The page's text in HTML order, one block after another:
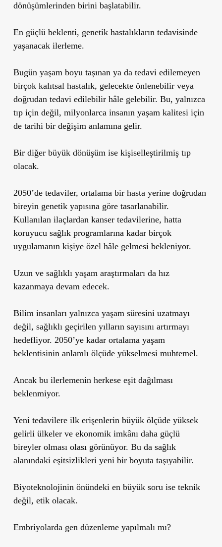
dönüşümlerinden birini başlatabilir.
En güçlü beklenti, genetik hastalıkların tedavisinde
yaşanacak ilerleme.
Bugün yaşam boyu taşınan ya da tedavi edilemeyen
birçok kalıtsal hastalık, gelecekte önlenebilir veya
doğrudan tedavi edilebilir hâle gelebilir. Bu, yalnızca
tıp için değil, milyonlarca insanın yaşam kalitesi için
de tarihi bir değişim anlamına gelir.
Bir diğer büyük dönüşüm ise kişiselleştirilmiş tıp
olacak.
2050’de tedaviler, ortalama bir hasta yerine doğrudan
bireyin genetik yapısına göre tasarlanabilir.
Kullanılan ilaçlardan kanser tedavilerine, hatta
koruyucu sağlık programlarına kadar birçok
uygulamanın kişiye özel hâle gelmesi bekleniyor.
Uzun ve sağlıklı yaşam araştırmaları da hız
kazanmaya devam edecek.
Bilim insanları yalnızca yaşam süresini uzatmayı
değil, sağlıklı geçirilen yılların sayısını artırmayı
hedefliyor. 2050’ye kadar ortalama yaşam
beklentisinin anlamlı ölçüde yükselmesi muhtemel.
Ancak bu ilerlemenin herkese eşit dağılması
beklenmiyor.
Yeni tedavilere ilk erişenlerin büyük ölçüde yüksek
gelirli ülkeler ve ekonomik imkânı daha güçlü
bireyler olması olası görünüyor. Bu da sağlık
alanındaki eşitsizlikleri yeni bir boyuta taşıyabilir.
Biyoteknolojinin önündeki en büyük soru ise teknik
değil, etik olacak.
Embriyolarda gen düzenleme yapılmalı mı?